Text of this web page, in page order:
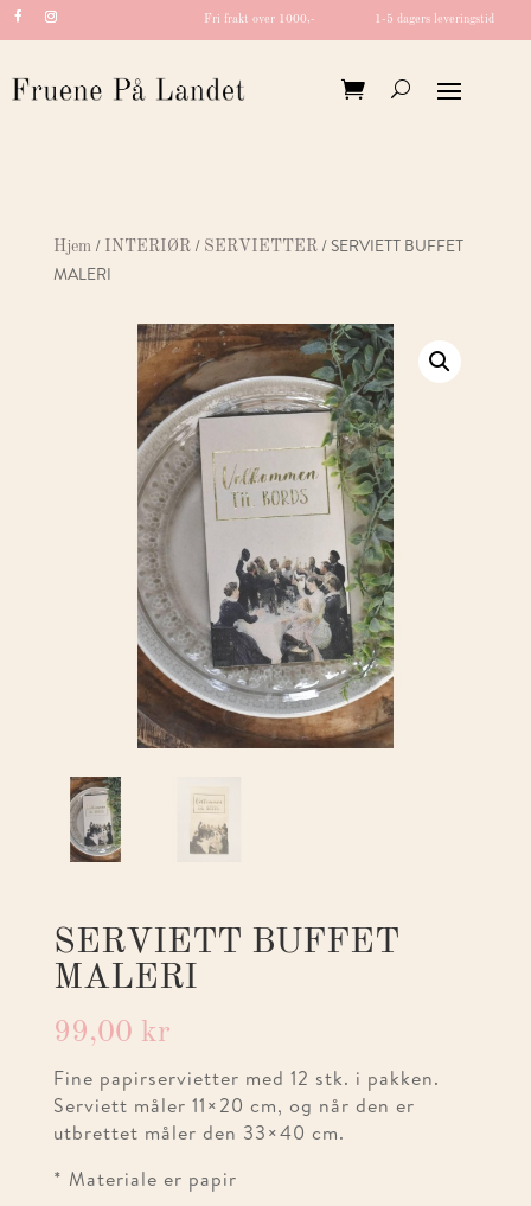
Fri frakt over 1000,- 1-5 dagers leveringstid
Hjem/ INTERIØR/ SERVIETTER/ SERVIETT BUFFET
MALERI
SERVIETT BUFFET
MALERI
99,00 kr
Fine papirservietter med 12 stk. i pakken.
Serviett måler 11×20 cm, og når den er
utbrettet måler den 33×40 cm.
* Materiale er papir